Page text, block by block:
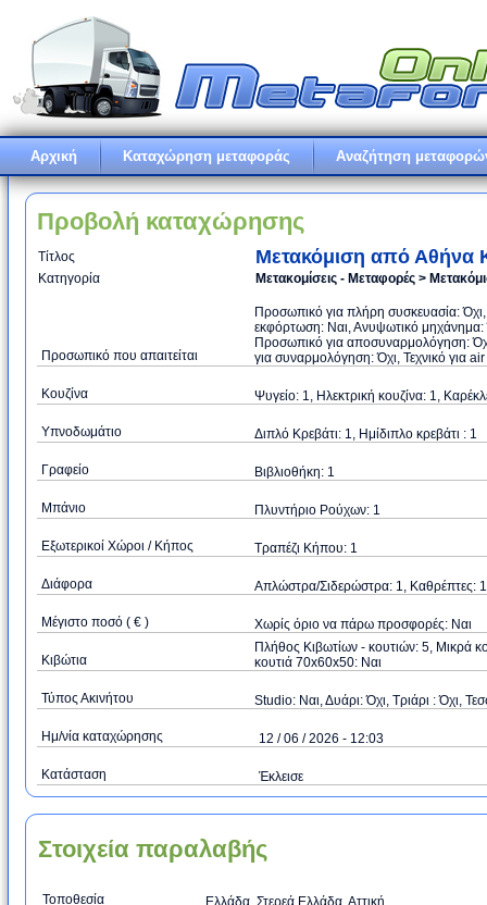
Αρχική Καταχώρηση μεταφοράς Αναζήτηση
Προβολή καταχώρησης
Τίτλος Μετακόμιση από Αθήνα
Κατηγορία Μετακομίσεις - Μεταφορές >
Προσωπικό που απαιτείται
Προσωπικό για πλήρη συσκευασία:
εκφόρτωση: Ναι, Ανυψωτικό μηχάνημα:
Προσωπικό για αποσυναρμολόγηση:
για συναρμολόγηση: Όχι, Τεχνικό για
Κουζίνα Ψυγείο: 1, Ηλεκτρική κουζίνα: 1,
Υπνοδωμάτιο Διπλό Κρεβάτι: 1, Ημίδιπλο κρεβάτι : 1
Γραφείο Βιβλιοθήκη: 1
Μπάνιο Πλυντήριο Ρούχων: 1
Εξωτερικοί Χώροι / Κήπος Τραπέζι Κήπου: 1
Διάφορα Απλώστρα/Σιδερώστρα: 1, Καθρέπτες:
Μέγιστο ποσό ( € ) Xωρίς όριο να πάρω προσφορές: Ναι
Κιβώτια
Πλήθος Κιβωτίων - κουτιών: 5, Μικρά
κουτιά 70x60x50: Ναι
Τύπος Ακινήτου Studio: Ναι, Δυάρι: Όχι, Τριάρι : Όχι,
Ημ/νία καταχώρησης 12 / 06 / 2026 - 12:03
Κατάσταση Έκλεισε
Στοιχεία παραλαβής
Τοποθεσία Ελλάδα, Στερεά Ελλάδα, Αττική